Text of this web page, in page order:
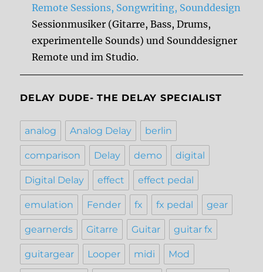
Remote Sessions, Songwriting, Sounddesign
Sessionmusiker (Gitarre, Bass, Drums,
experimentelle Sounds) und Sounddesigner
Remote und im Studio.
DELAY DUDE- THE DELAY SPECIALIST
analog Analog Delay berlin
comparison Delay demo digital
Digital Delay effect effect pedal
emulation Fender fx fx pedal gear
gearnerds Gitarre Guitar guitar fx
guitargear Looper midi Mod